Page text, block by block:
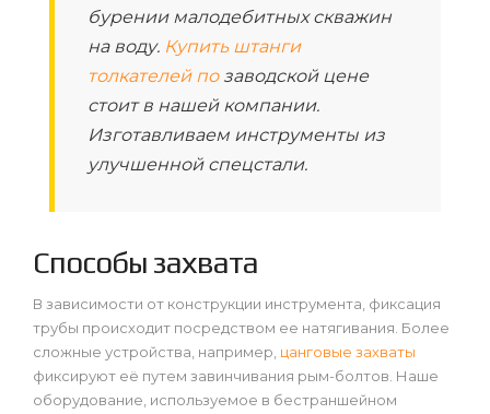
бурении малодебитных скважин
на воду. Купить штанги
толкателей позаводской цене
стоит в нашей компании.
Изготавливаем инструменты из
улучшенной спецстали.
Способы захвата
В зависимости от конструкции инструмента, фиксация
трубы происходит посредством ее натягивания. Более
сложные устройства, например, цанговые захваты
фиксируют её путем завинчивания рым-болтов. Наше
оборудование, используемое в бестраншейном